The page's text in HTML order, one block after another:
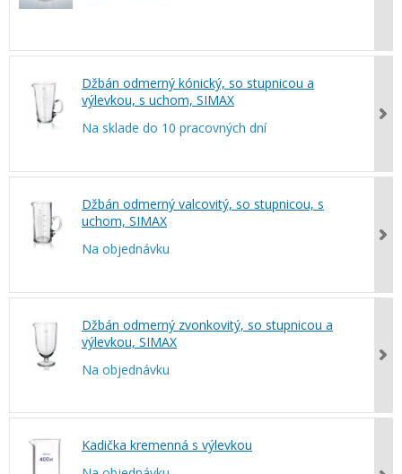
Džbán odmerný kónický, so stupnicou a
výlevkou, s uchom, SIMAX
Na sklade do 10 pracovných dní
Džbán odmerný valcovitý, so stupnicou, s
uchom, SIMAX
Na objednávku
Džbán odmerný zvonkovitý, so stupnicou a
výlevkou, SIMAX
Na objednávku
Kadička kremenná s výlevkou